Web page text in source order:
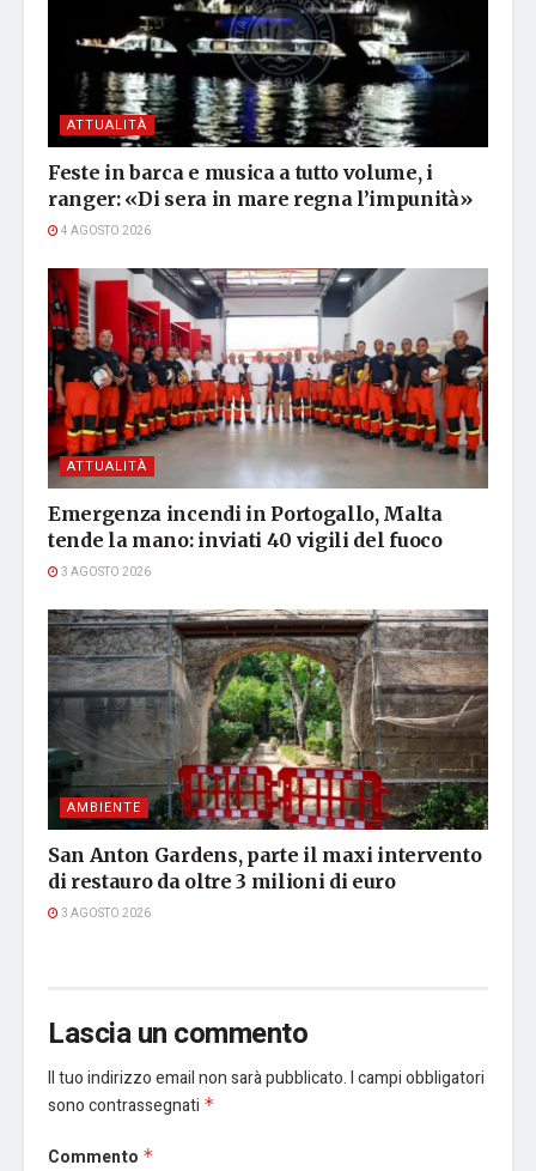
ATTUALITÀ
Feste in barca e musica a tutto volume, i
ranger: «Di sera in mare regna l’impunità»
4 AGOSTO 2026
ATTUALITÀ
Emergenza incendi in Portogallo, Malta
tende la mano: inviati 40 vigili del fuoco
3 AGOSTO 2026
AMBIENTE
San Anton Gardens, parte il maxi intervento
di restauro da oltre 3 milioni di euro
3 AGOSTO 2026
Lascia un commento
Il tuo indirizzo email non sarà pubblicato.I campi obbligatori
sono contrassegnati *
Commento *